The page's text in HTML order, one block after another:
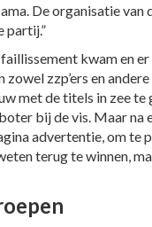
De organisatie van
partij.”
kwam en
zzp’ers en
met de titels in zee te
bij de vis. Maar na
advertentie, om te
terug te winnen,